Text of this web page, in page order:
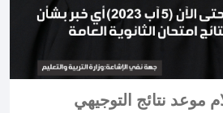
موعد نتائج التوجيهي